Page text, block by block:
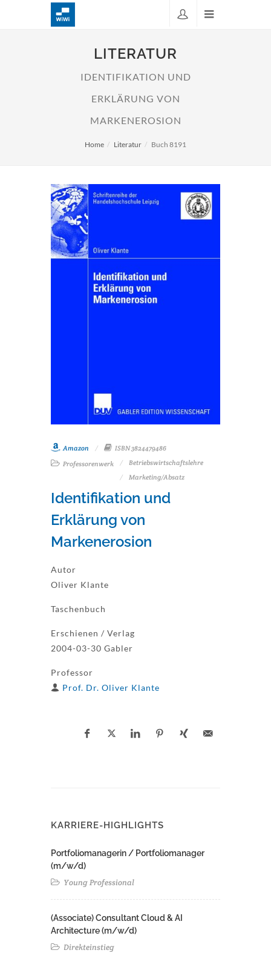
LITERATUR
IDENTIFIKATION UND
ERKLÄRUNG VON
MARKENEROSION
Home Literatur Buch 8191
Amazon
ISBN 3824479486
Professorenwerk
Betriebswirtschaftslehre
Marketing/Absatz
Identifikation und
Erklärung von
Markenerosion
Autor
Oliver Klante
Taschenbuch
Erschienen / Verlag
2004-03-30 Gabler
Professor
Prof. Dr. Oliver Klante
KARRIERE-HIGHLIGHTS
Portfoliomanagerin / Portfoliomanager
(m/w/d)
Young Professional
(Associate) Consultant Cloud & AI
Architecture (m/w/d)​ ​
Direkteinstieg